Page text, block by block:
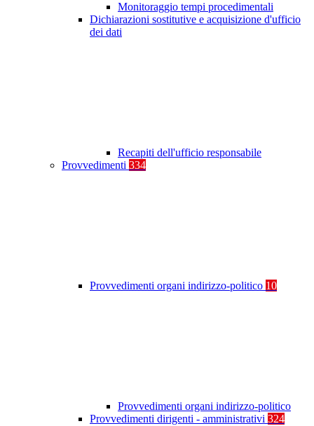
Monitoraggio tempi procedimentali
Dichiarazioni sostitutive e acquisizione d'ufficio
dei dati
Recapiti dell'ufficio responsabile
Provvedimenti 334
Provvedimenti organi indirizzo-politico 10
Provvedimenti organi indirizzo-politico
Provvedimenti dirigenti - amministrativi 324